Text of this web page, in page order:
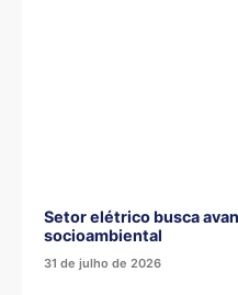
Setor elétrico busca
socioambiental
31 de julho de 2026